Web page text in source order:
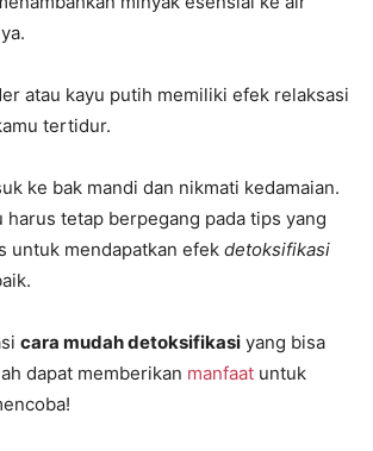
atau kayu putih memiliki efek relaksasi
tertidur.
ke bak mandi dan nikmati kedamaian.
harus tetap berpegang pada tips yang
untuk mendapatkan efek detoksifikasi
cara mudah detoksifikasi yang bisa
dapat memberikan manfaat untuk